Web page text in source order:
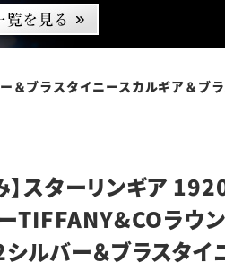
スカルギア＆ブラスアンティークパー
】スターリンギア
TIFFANY&COラウ
ルバー＆ブラスタイ